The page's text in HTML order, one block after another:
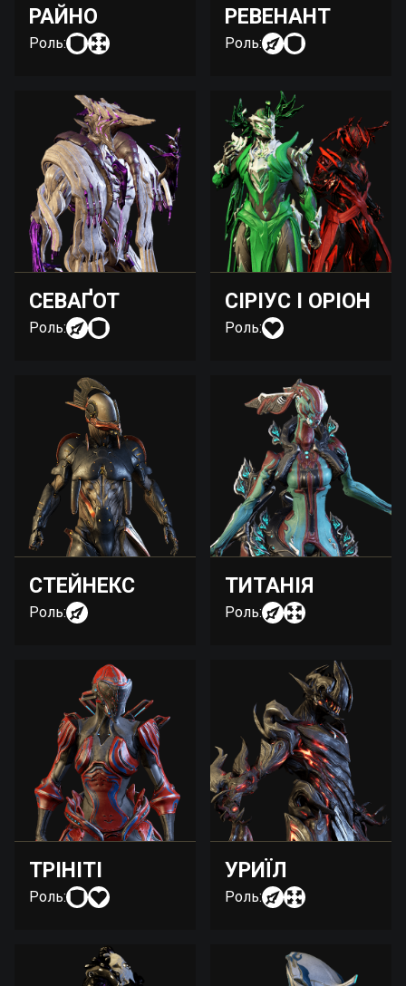
РАЙНО
Роль:
РЕВЕНАНТ
Роль:
СЕВАҐОТ
Роль:
СІРІУС І ОРІОН
Роль:
СТЕЙНЕКС
Роль:
ТИТАНІЯ
Роль:
ТРІНІТІ
Роль:
УРИЇЛ
Роль: